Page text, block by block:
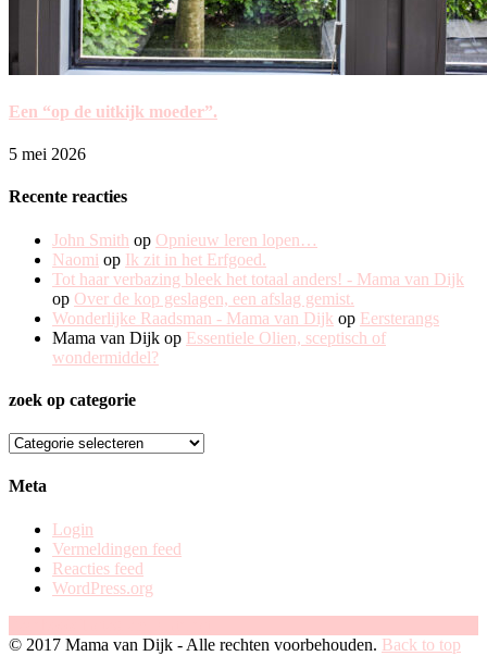
Een “op de uitkijk moeder”.
5 mei 2026
Recente reacties
John Smith op Opnieuw leren lopen…
Naomi op Ik zit in het Erfgoed.
Tot haar verbazing bleek het totaal anders! - Mama van Dijk
op Over de kop geslagen, een afslag gemist.
Wonderlijke Raadsman - Mama van Dijk op Eersterangs
Mama van Dijk op Essentiele Olien, sceptisch of
wondermiddel?
zoek op categorie
zoek
categorie
Meta
Login
Vermeldingen feed
Reacties feed
WordPress.org
© 2017 Mama van Dijk - Alle rechten voorbehouden. Back to top